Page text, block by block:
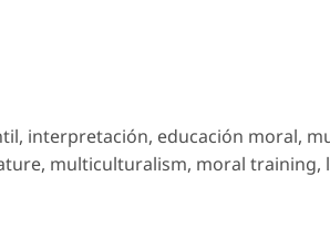
interpretación, educación moral,
multiculturalism, moral